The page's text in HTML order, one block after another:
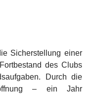
Sicherstellung einer
des Clubs
Durch die
– ein Jahr